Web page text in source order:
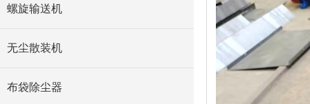
螺旋输送机
无尘散装机
布袋除尘器